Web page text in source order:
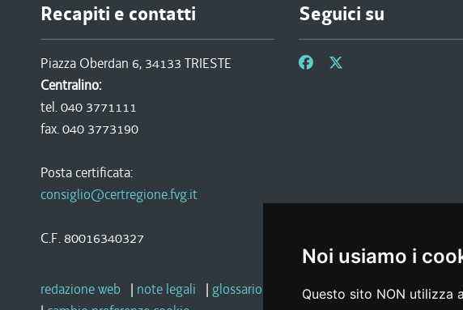
Noi usiamo i
Questo sito NON utilizza
Recapiti e contatti
Piazza Oberdan 6, 34133 TRIESTE
Centralino:
tel. 040 3771111
fax. 040 3773190
Posta certificata:
consiglio@certregione.fvg.it
C.F. 80016340327
Seguici su
redazione web | note legali | glossario privacy |social media policy |